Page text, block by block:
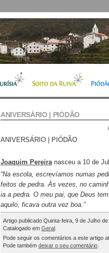
ANIVERSÁRIO | PIÓDÃO
ANIVERSÁRIO | PIÓDÃO
Joaquim Pereira nasceu a 10 de
“Na escola, escrevíamos numas
feitos de pedra. Às vezes, no
ia a pedra. O meu pai, que Deus
aquilo, ficava outra vez boa.”
Artigo publicado Quinta-feira, 9 de Julho de
Catalogado em Geral
Pode seguir os comentários a este artigo
Pode também deixar o seu comentário